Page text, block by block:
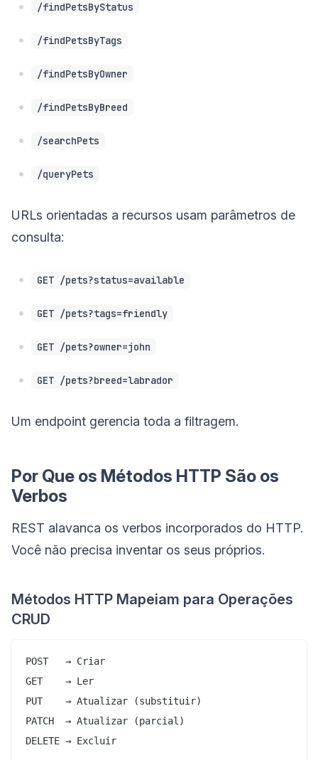
/findPetsByStatus
/findPetsByTags
/findPetsByOwner
/findPetsByBreed
/searchPets
/queryPets
URLs orientadas a recursos usam parâmetros de
consulta:
GET /pets?status=available
GET /pets?tags=friendly
GET /pets?owner=john
GET /pets?breed=labrador
Um endpoint gerencia toda a filtragem.
Por Que os Métodos HTTP São os
Verbos
REST alavanca os verbos incorporados do HTTP.
Você não precisa inventar os seus próprios.
Métodos HTTP Mapeiam para Operações
CRUD
POST   → Criar
GET    → Ler
PUT    → Atualizar (substituir)
PATCH  → Atualizar (parcial)